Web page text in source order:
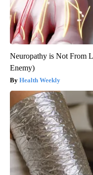
Neuropathy is Not From
Enemy)
Health Weekly